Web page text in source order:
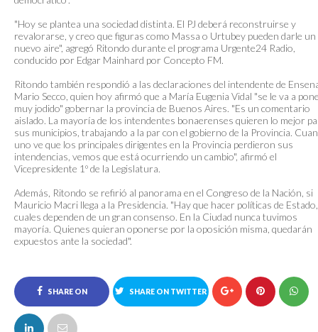
"Hoy se plantea una sociedad distinta. El PJ deberá reconstruirse y
revalorarse, y creo que figuras como Massa o Urtubey pueden darle un
nuevo aire", agregó Ritondo durante el programa Urgente24 Radio,
conducido por Edgar Mainhard por Concepto FM.
Ritondo también respondió a las declaraciones del intendente de
Mario Secco, quien hoy afirmó que a María Eugenia Vidal "se le va a
muy jodido" gobernar la provincia de Buenos Aires. "Es un comentario
aislado. La mayoría de los intendentes bonaerenses quieren lo mejor
sus municipios, trabajando a la par con el gobierno de la Provincia.
uno ve que los principales dirigentes en la Provincia perdieron sus
intendencias, vemos que está ocurriendo un cambio", afirmó el
Vicepresidente 1º de la Legislatura.
Además, Ritondo se refirió al panorama en el Congreso de la Nación, si
Mauricio Macri llega a la Presidencia. "Hay que hacer políticas de
cuales dependen de un gran consenso. En la Ciudad nunca tuvimos
mayoría. Quienes quieran oponerse por la oposición misma, quedarán
expuestos ante la sociedad".
SHARE ON
FACEBOOK
SHARE ON TWITTER